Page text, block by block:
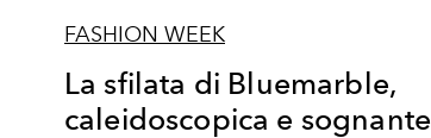
FASHION WEEK
La sfilata di Bluemarble,
caleidoscopica e sognante